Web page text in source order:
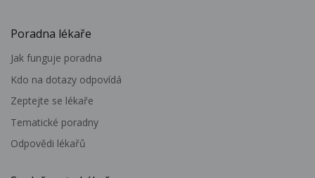
Poradna lékaře
Jak funguje poradna
Kdo na dotazy odpovídá
Zeptejte se lékaře
Tematické poradny
Odpovědi lékařů